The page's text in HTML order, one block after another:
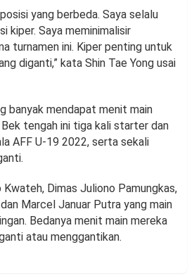
yang berbeda. Saya selalu
kiper. Saya meminimalisir
turnamen ini. Kiper penting untuk
diganti,” kata Shin Tae Yong usai
banyak mendapat menit main
Bek tengah ini tiga kali starter dan
AFF U-19 2022, serta sekali
Dimas Juliono Pamungkas,
Marcel Januar Putra yang main
Bedanya menit main mereka
atau menggantikan.